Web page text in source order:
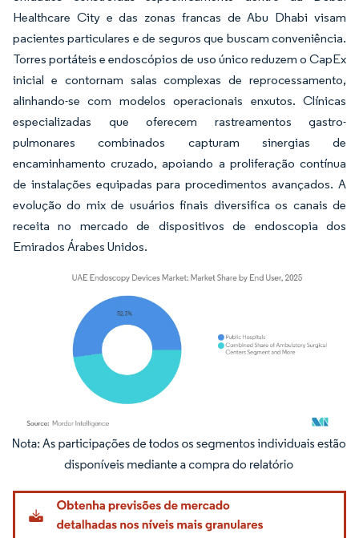
Healthcare City e das zonas francas de Abu Dhabi visam
pacientes particulares e de seguros que buscam conveniência.
Torres portáteis e endoscópios de uso único reduzem o CapEx
inicial e contornam salas complexas de reprocessamento,
alinhando-se com modelos operacionais enxutos. Clínicas
especializadas que oferecem rastreamentos gastro-
pulmonares combinados capturam sinergias de
encaminhamento cruzado, apoiando a proliferação contínua
de instalações equipadas para procedimentos avançados. A
evolução do mix de usuários finais diversifica os canais de
receita no mercado de dispositivos de endoscopia dos
Emirados Árabes Unidos.
Imagem © Mordor Intelligence. O reuso requer atribuição conforme CC BY 4.0.